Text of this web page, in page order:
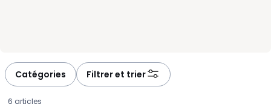
Catégories Filtrer et trier
6 articles